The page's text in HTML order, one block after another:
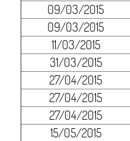
09/03/2015
09/03/2015
11/03/2015
31/03/2015
27/04/2015
27/04/2015
27/04/2015
15/05/2015